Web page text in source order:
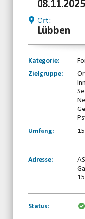
08.11.2025
Ort:
Lübben
Kategorie:
Zielgruppe:
Umfang:
Adresse:
Status: